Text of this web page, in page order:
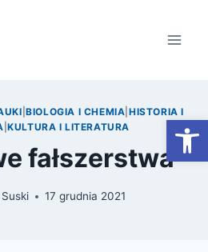
|BIOLOGIA I CHEMIA HISTORIA I
|KULTURA I LITERATURA
fałszerstwa
17 grudnia 2021